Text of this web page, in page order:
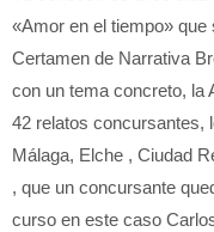
«Amor en el tiempo» que
Certamen de Narrativa
con un tema concreto, la
42 relatos concursantes,
Málaga, Elche , Ciudad
, que un concursante
curso en este caso